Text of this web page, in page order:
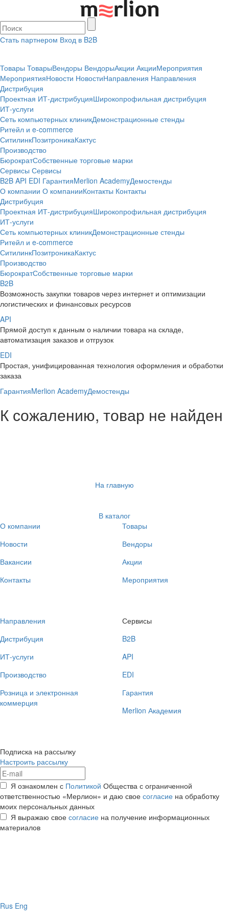
Стать партнером Вход в B2B
Товары ТоварыВендоры ВендорыАкции АкцииМероприятия
МероприятияНовости НовостиНаправления Направления
Дистрибуция
Проектная ИТ-дистрибуцияШирокопрофильная дистрибуция
ИТ-услуги
Сеть компьютерных клиникДемонстрационные стенды
Ритейл и e-commerce
СитилинкПозитроникаКактус
Производство
БюрократСобственные торговые марки
Сервисы Сервисы
B2B API EDI ГарантияMerlion AcademyДемостенды
О компании О компанииКонтакты Контакты
Дистрибуция
Проектная ИТ-дистрибуцияШирокопрофильная дистрибуция
ИТ-услуги
Сеть компьютерных клиникДемонстрационные стенды
Ритейл и e-commerce
СитилинкПозитроникаКактус
Производство
БюрократСобственные торговые марки
B2B
Возможность закупки товаров через интернет и оптимизации
логистических и финансовых ресурсов
API
Прямой доступ к данным о наличии товара на складе,
автоматизация заказов и отгрузок
EDI
Простая, унифицированная технология оформления и обработки
заказа
ГарантияMerlion AcademyДемостенды
К сожалению, товар не найден
На главную
В каталог
О компании
Новости
Вакансии
Контакты
Товары
Вендоры
Акции
Мероприятия
Направления
Дистрибуция
ИТ-услуги
Производство
Розница и электронная
коммерция
Сервисы
B2B
API
EDI
Гарантия
Merlion Академия
Подписка на рассылку
Настроить рассылку
Я ознакомлен с Политикой Общества с ограниченной
ответственностью «Мерлион» и даю свое согласие на обработку
моих персональных данных
Я выражаю свое согласие на получение информационных
материалов
Rus Eng